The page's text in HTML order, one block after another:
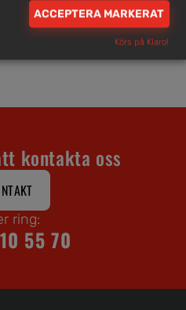
kontakta oss
ring:
55 70
ACCEPTERA MARKERAT
Körs på Klaro!